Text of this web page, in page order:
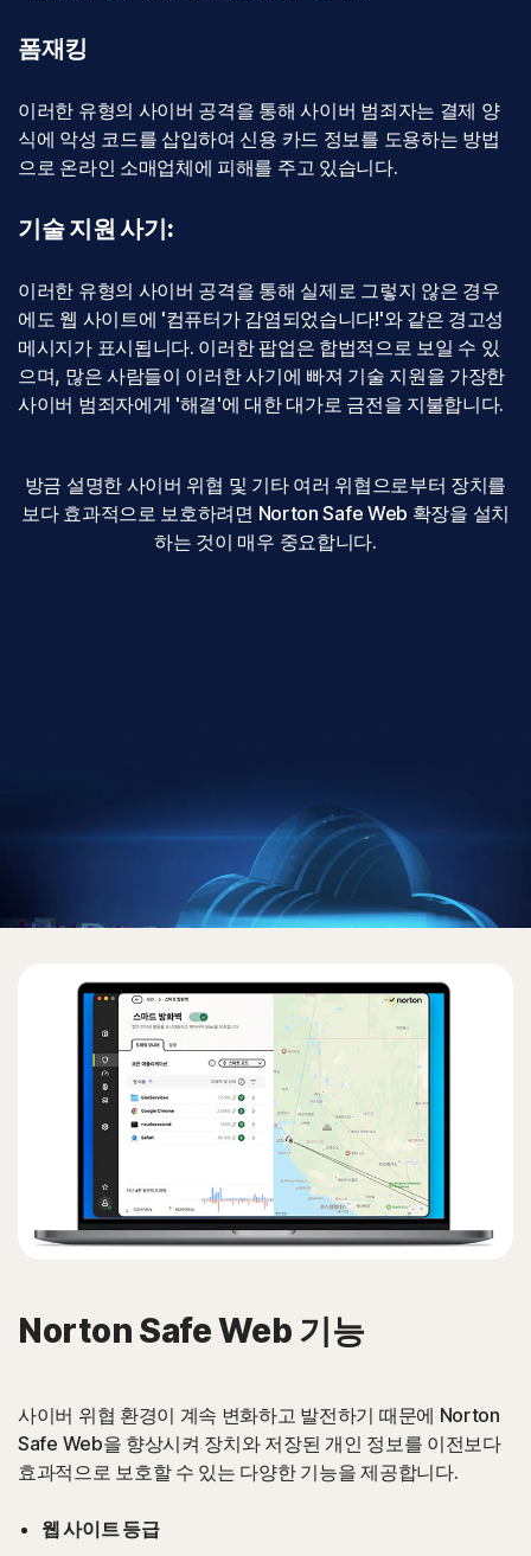
폼재킹
이러한 유형의 사이버 공격을 통해 사이버 범죄자는 결제 양
식에 악성 코드를 삽입하여 신용 카드 정보를 도용하는 방법
으로 온라인 소매업체에 피해를 주고 있습니다.
기술 지원 사기:
이러한 유형의 사이버 공격을 통해 실제로 그렇지 않은 경우
에도 웹 사이트에 '컴퓨터가 감염되었습니다!'와 같은 경고성
메시지가 표시됩니다. 이러한 팝업은 합법적으로 보일 수 있
으며, 많은 사람들이 이러한 사기에 빠져 기술 지원을 가장한
사이버 범죄자에게 '해결'에 대한 대가로 금전을 지불합니다.
방금 설명한 사이버 위협 및 기타 여러 위협으로부터 장치를
보다 효과적으로 보호하려면 Norton Safe Web 확장을 설치
하는 것이 매우 중요합니다.
Norton Safe Web 기능
사이버 위협 환경이 계속 변화하고 발전하기 때문에 Norton
Safe Web을 향상시켜 장치와 저장된 개인 정보를 이전보다
효과적으로 보호할 수 있는 다양한 기능을 제공합니다.
웹 사이트 등급